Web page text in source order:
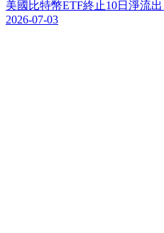
美國 比特幣ETF終 止10日 淨流出
2026-07-03